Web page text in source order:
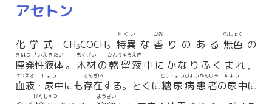
アセトン
化学式 CH3COCH3 特異
とくい
な 香
かお
りのある 無色
むしょく
の
揮発性液体
きはつせいえきたい
。 木材
もくざい
の乾留
かんりゅう
液
えき
中にかなりふくまれ，
血液
けつえき
・ 尿
にょう
中にも存在
そんざい
する。とくに糖尿病患者
とうにょうびょうかんじゃ
の尿
にょう
中に
けんしゅつ ようざい